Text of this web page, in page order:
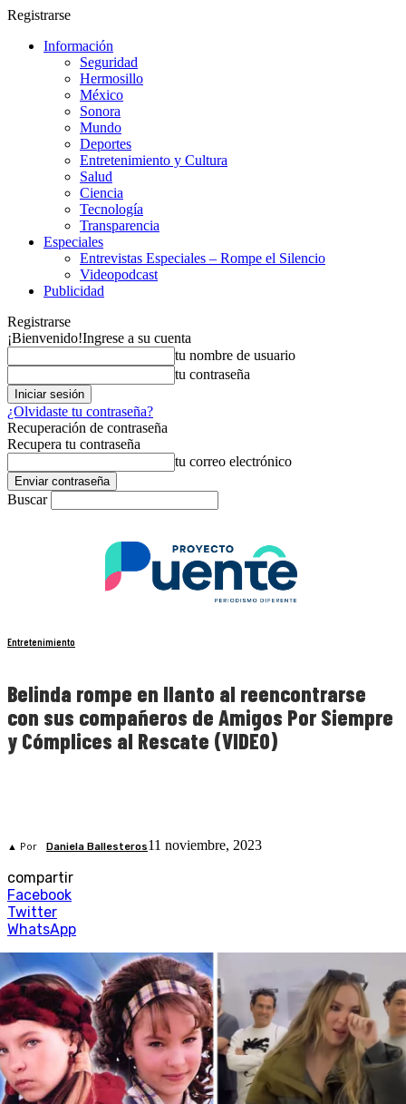
Registrarse
Información
Seguridad
Hermosillo
México
Sonora
Mundo
Deportes
Entretenimiento y Cultura
Salud
Ciencia
Tecnología
Transparencia
Especiales
Entrevistas Especiales – Rompe el Silencio
Videopodcast
Publicidad
Registrarse
¡Bienvenido!Ingrese a su cuenta
tu nombre de usuario
tu contraseña
¿Olvidaste tu contraseña?
Recuperación de contraseña
Recupera tu contraseña
tu correo electrónico
Buscar
Entretenimiento
Belinda rompe en llanto al reencontrarse
con sus compañeros de Amigos Por Siempre
y Cómplices al Rescate (VIDEO)
▲ Por Daniela Ballesteros11 noviembre, 2023
compartir
Facebook
Twitter
WhatsApp